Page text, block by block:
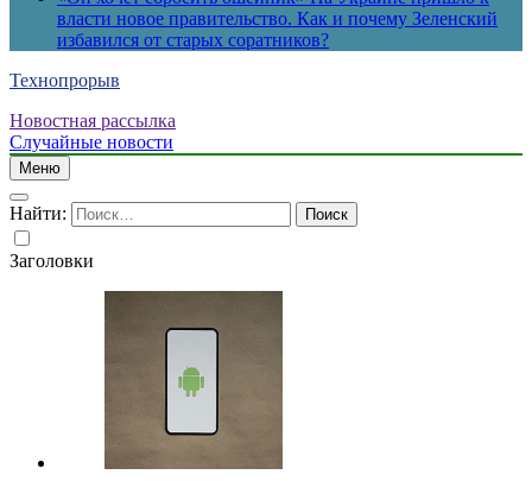
власти новое правительство. Как и почему Зеленский
избавился от старых соратников?
Технопрорыв
Новостная рассылка
Случайные новости
Меню
Найти:
Заголовки